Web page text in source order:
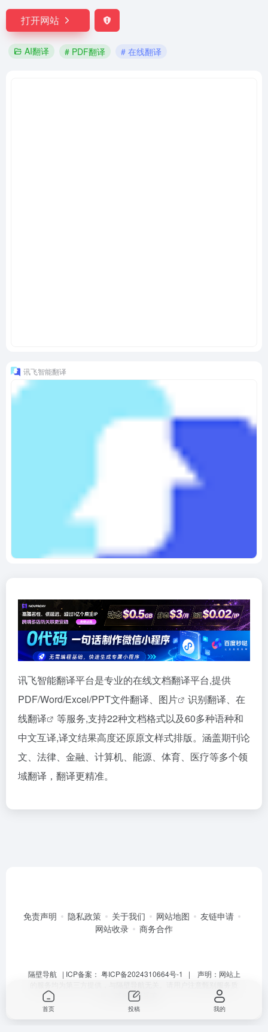
打开网站
AI翻译 # PDF翻译 # 在线翻译
讯飞智能翻译
讯飞智能翻译平台是专业的在线文档翻译平台,提供
PDF/Word/Excel/PPT文件翻译、 图片 识别翻译、 在
线翻译
等服务,支持22种文档格式以及60多种语种和
中文互译,译文结果高度还原原文样式排版。涵盖期刊论
文、法律、金融、计算机、能源、体育、医疗等多个领
域翻译，翻译更精准。
免责声明 隐私政策 关于我们 网站地图
友链申请
网站收录
商务合作
隔壁导航| ICP备案： 粤ICP备2024310664号-1 | 声明：网站上
量，避免上当受骗。
首页 投稿 我的